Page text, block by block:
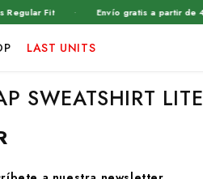
Fit · Envío gratis a partir de 45€
LAST UNITS
SWEATSHIRT LITE